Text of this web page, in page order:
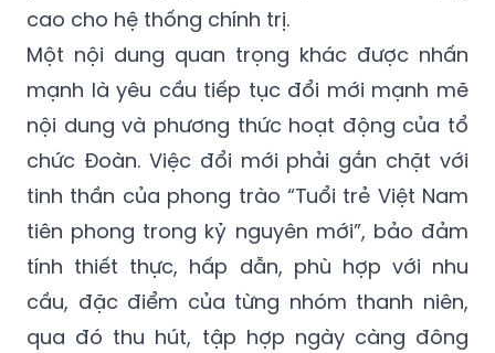
cao cho hệ thống chính trị.
Một nội dung quan trọng khác được nhấn
mạnh là yêu cầu tiếp tục đổi mới mạnh mẽ
nội dung và phương thức hoạt động của tổ
chức Đoàn. Việc đổi mới phải gắn chặt với
tinh thần của phong trào “Tuổi trẻ Việt Nam
tiên phong trong kỷ nguyên mới”, bảo đảm
tính thiết thực, hấp dẫn, phù hợp với nhu
cầu, đặc điểm của từng nhóm thanh niên,
qua đó thu hút, tập hợp ngày càng đông